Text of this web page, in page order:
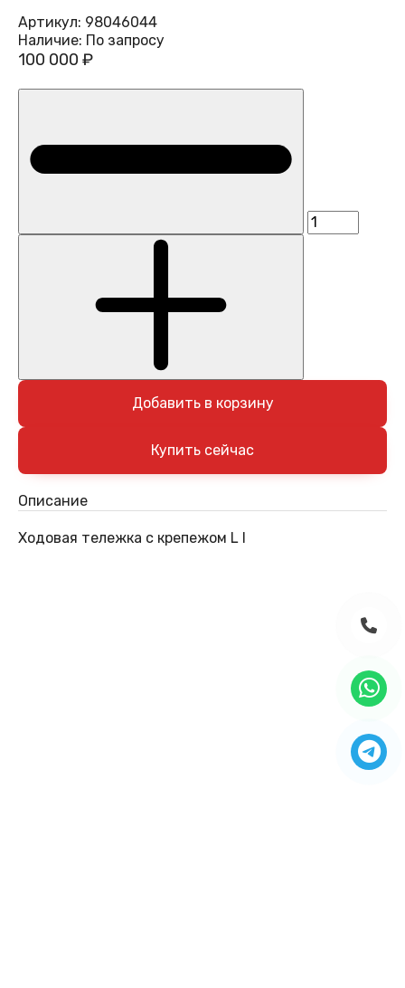
Артикул: 98046044
Наличие: По запросу
100 000 ₽
Добавить в корзину
Описание
Ходовая тележка с крепежом L I